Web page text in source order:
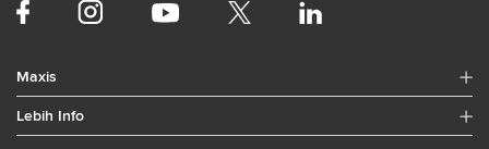
Maxis
Lebih Info